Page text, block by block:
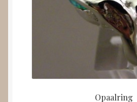
Opaalring